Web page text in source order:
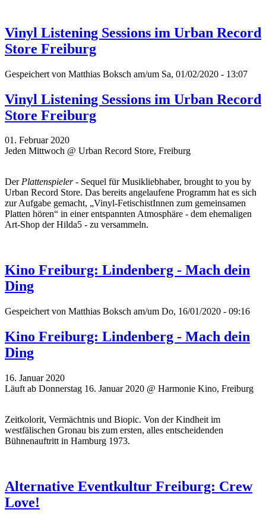
Vinyl Listening Sessions im Urban Record
Store Freiburg
Gespeichert von Matthias Boksch am/um Sa, 01/02/2020 - 13:07
Vinyl Listening Sessions im Urban Record
Store Freiburg
01. Februar 2020
Jeden Mittwoch @ Urban Record Store, Freiburg
DerPlattenspieler- Sequel für Musikliebhaber, brought to you by
Urban Record Store. Das bereits angelaufene Programm hat es sich
zur Aufgabe gemacht, „Vinyl-FetischistInnen zum gemeinsamen
Platten hören“ in einer entspannten Atmosphäre - dem ehemaligen
Art-Shop der Hilda5 - zu versammeln.
Kino Freiburg: Lindenberg - Mach dein
Ding
Gespeichert von Matthias Boksch am/um Do, 16/01/2020 - 09:16
Kino Freiburg: Lindenberg - Mach dein
Ding
16. Januar 2020
Läuft ab Donnerstag 16. Januar 2020 @ Harmonie Kino, Freiburg
Zeitkolorit, Vermächtnis und Biopic. Von der Kindheit im
westfälischen Gronau bis zum ersten, alles entscheidenden
Bühnenauftritt in Hamburg 1973.
Alternative Eventkultur Freiburg: Crew
Love!